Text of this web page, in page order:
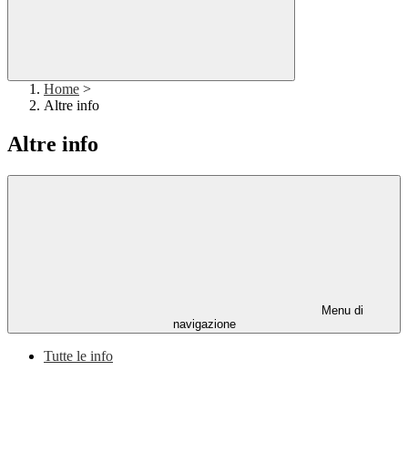
Home >
Altre info
Altre info
Menu di
navigazione
Tutte le info